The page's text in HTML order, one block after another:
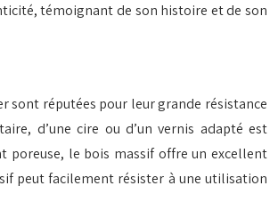
témoignant de son histoire et de son
sont réputées pour leur grande résistance
d’une cire ou d’un vernis adapté est
poreuse, le bois massif offre un excellent
peut facilement résister à une utilisation